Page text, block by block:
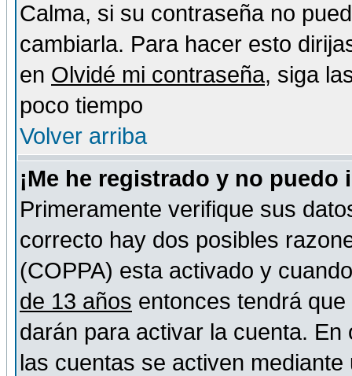
Calma, si su contraseña no
cambiarla. Para hacer esto
en Olvidé mi contraseña, siga
poco tiempo
Volver arriba
¡Me he registrado y no puedo
Primeramente verifique sus
correcto hay dos posibles
(COPPA) esta activado y
de 13 años entonces tendrá
darán para activar la cuenta.
las cuentas se activen